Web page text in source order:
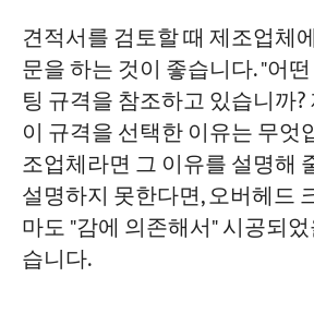
견적서를 검토할 때 제조업체
문을 하는 것이 좋습니다. "어떤
팅 규격을 참조하고 있습니까?
이 규격을 선택한 이유는 무엇
조업체라면 그 이유를 설명해
설명하지 못한다면, 오버헤드
마도 "감에 의존해서" 시공되
습니다.